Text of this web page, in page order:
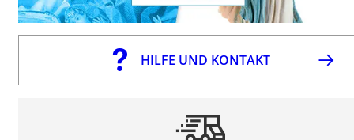
HILFE UND KONTAKT